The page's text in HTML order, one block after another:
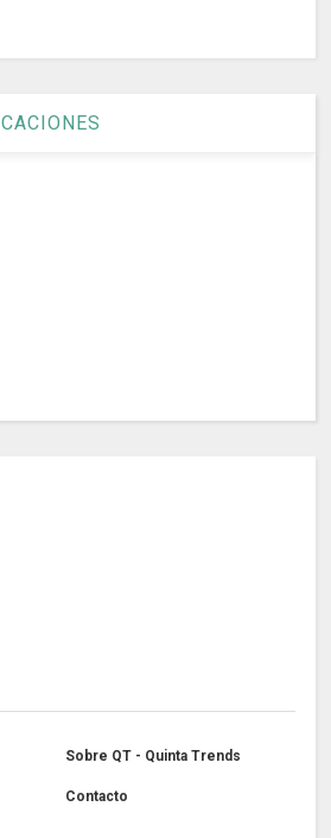
Sobre QT - Quinta Trends
Contacto